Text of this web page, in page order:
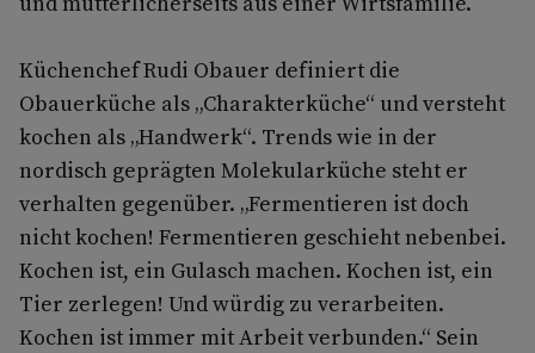
Küchenchef Rudi Obauer definiert die
Obauerküche als „Charakterküche“ und versteht
kochen als „Handwerk“. Trends wie in der
nordisch geprägten Molekularküche steht er
verhalten gegenüber. „Fermentieren ist doch
nicht kochen! Fermentieren geschieht nebenbei.
Kochen ist, ein Gulasch machen. Kochen ist, ein
Tier zerlegen! Und würdig zu verarbeiten.
Kochen ist immer mit Arbeit verbunden.“ Sein